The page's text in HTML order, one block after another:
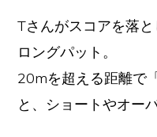
Tさんがスコアを落
ロングパット。
20mを超える距離で
と、ショートやオー